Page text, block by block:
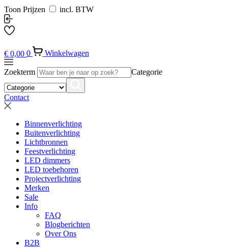
Toon Prijzen incl. BTW
€ 0,00 0 Winkelwagen
Zoekterm Categorie
Contact
Binnenverlichting
Buitenverlichting
Lichtbronnen
Feestverlichting
LED dimmers
LED toebehoren
Projectverlichting
Merken
Sale
Info
FAQ
Blogberichten
Over Ons
B2B